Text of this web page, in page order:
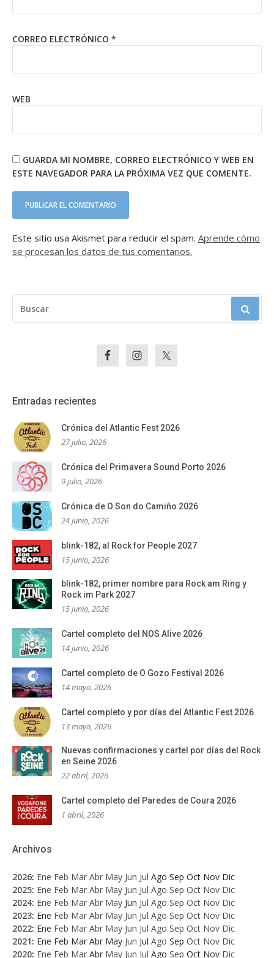
CORREO ELECTRÓNICO *
WEB
GUARDA MI NOMBRE, CORREO ELECTRÓNICO Y WEB EN
ESTE NAVEGADOR PARA LA PRÓXIMA VEZ QUE COMENTE.
Este sitio usa Akismet para reducir el spam. Aprende cómo
se procesan los datos de tus comentarios.
Entradas recientes
Crónica del Atlantic Fest 2026
27 julio, 2026
Crónica del Primavera Sound Porto 2026
9 julio, 2026
Crónica de O Son do Camiño 2026
24 junio, 2026
blink-182, al Rock for People 2027
15 junio, 2026
blink-182, primer nombre para Rock am Ring y
Rock im Park 2027
15 junio, 2026
Cartel completo del NOS Alive 2026
14 junio, 2026
Cartel completo de O Gozo Festival 2026
14 mayo, 2026
Cartel completo y por días del Atlantic Fest 2026
13 mayo, 2026
Nuevas confirmaciones y cartel por días del Rock
en Seine 2026
22 abril, 2026
Cartel completo del Paredes de Coura 2026
1 abril, 2026
Archivos
2026: Ene Feb Mar Abr May Jun Jul Ago Sep Oct Nov Dic
2025: Ene Feb Mar Abr May Jun Jul Ago Sep Oct Nov Dic
2024: Ene Feb Mar Abr May Jun Jul Ago Sep Oct Nov Dic
2023: Ene Feb Mar Abr May Jun Jul Ago Sep Oct Nov Dic
2022: Ene Feb Mar Abr May Jun Jul Ago Sep Oct Nov Dic
2021: Ene Feb Mar Abr May Jun Jul Ago Sep Oct Nov Dic
2020: Ene Feb Mar Abr May Jun Jul Ago Sep Oct Nov Dic